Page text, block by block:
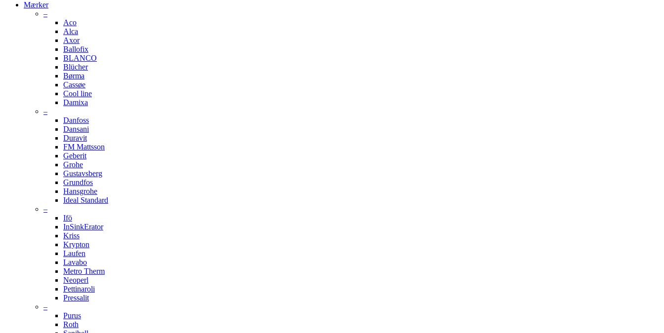
Mærker
–
Aco
Alca
Axor
Ballofix
BLANCO
Blücher
Børma
Cassøe
Cool line
Damixa
–
Danfoss
Dansani
Duravit
FM Mattsson
Geberit
Grohe
Gustavsberg
Grundfos
Hansgrohe
Ideal Standard
–
Ifö
InSinkErator
Kriss
Krypton
Laufen
Lavabo
Metro Therm
Neoperl
Pettinaroli
Pressalit
–
Purus
Roth